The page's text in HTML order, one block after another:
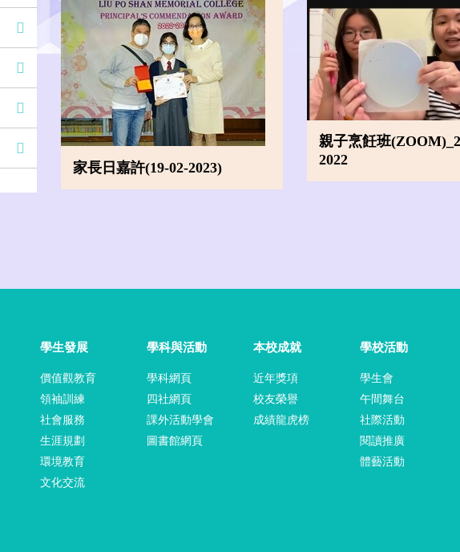
家長日嘉許(19-02-2023)
親子烹飪班
2022
學生發展
價值觀教育
領袖訓練
社會服務
生涯規劃
環境教育
文化交流
學科與活動
學科網頁
四社網頁
課外活動學會
圖書館網頁
本校成就
近年獎項
校友榮譽
成績龍虎榜
學校活動
學生會
午間舞台
社際活動
閱讀推廣
體藝活動